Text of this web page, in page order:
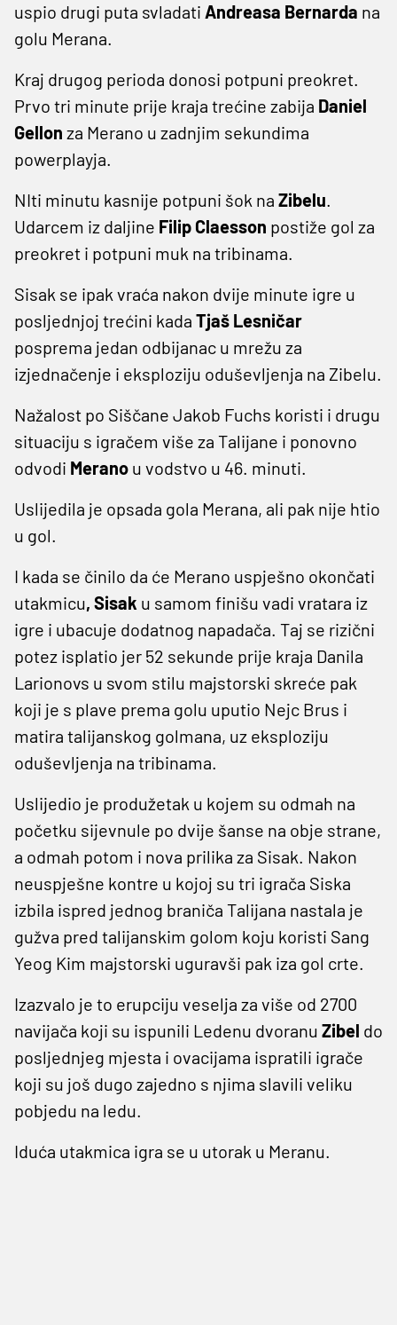
uspio drugi puta svladati Andreasa Bernarda na
golu Merana.
Kraj drugog perioda donosi potpuni preokret.
Prvo tri minute prije kraja trećine zabija Daniel
Gellon za Merano u zadnjim sekundima
powerplayja.
NIti minutu kasnije potpuni šok na Zibelu.
Udarcem iz daljine Filip Claesson postiže gol za
preokret i potpuni muk na tribinama.
Sisak se ipak vraća nakon dvije minute igre u
posljednjoj trećini kada Tjaš Lesničar
posprema jedan odbijanac u mrežu za
izjednačenje i eksploziju oduševljenja na Zibelu.
Nažalost po Siščane Jakob Fuchs koristi i drugu
situaciju s igračem više za Talijane i ponovno
odvodi Merano u vodstvo u 46. minuti.
Uslijedila je opsada gola Merana, ali pak nije htio
u gol.
I kada se činilo da će Merano uspješno okončati
utakmicu, Sisak u samom finišu vadi vratara iz
igre i ubacuje dodatnog napadača. Taj se rizični
potez isplatio jer 52 sekunde prije kraja Danila
Larionovs u svom stilu majstorski skreće pak
koji je s plave prema golu uputio Nejc Brus i
matira talijanskog golmana, uz eksploziju
oduševljenja na tribinama.
Uslijedio je produžetak u kojem su odmah na
početku sijevnule po dvije šanse na obje strane,
a odmah potom i nova prilika za Sisak. Nakon
neuspješne kontre u kojoj su tri igrača Siska
izbila ispred jednog braniča Talijana nastala je
gužva pred talijanskim golom koju koristi Sang
Yeog Kim majstorski uguravši pak iza gol crte.
Izazvalo je to erupciju veselja za više od 2700
navijača koji su ispunili Ledenu dvoranu Zibel do
posljednjeg mjesta i ovacijama ispratili igrače
koji su još dugo zajedno s njima slavili veliku
pobjedu na ledu.
Iduća utakmica igra se u utorak u Meranu.